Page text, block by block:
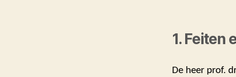
1. Feiten
De heer prof.